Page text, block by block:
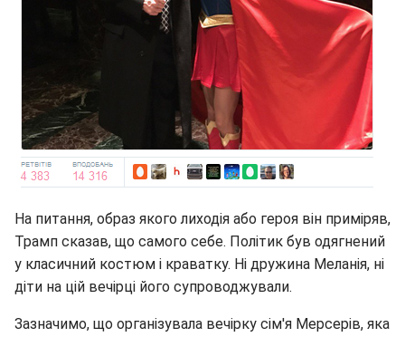
На питання, образ якого лиходія або героя він приміряв,
Трамп сказав, що самого себе. Політик був одягнений
у класичний костюм і краватку. Ні дружина Меланія, ні
діти на цій вечірці його супроводжували.
Зазначимо, що організувала вечірку сім'я Мерсерів, яка